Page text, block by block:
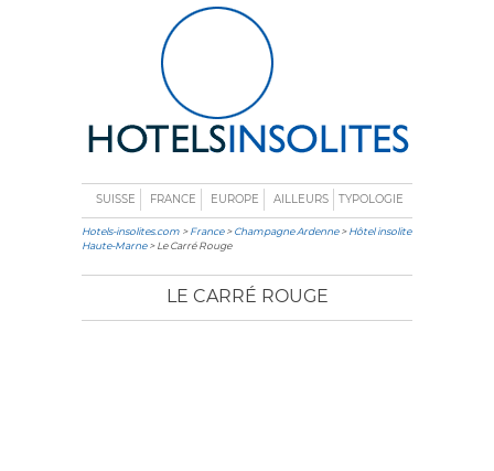
SUISSE FRANCE EUROPE AILLEURS TYPOLOGIE
Hotels-insolites.com >France>Champagne Ardenne>Hôtel insolite
Haute-Marne> Le Carré Rouge
LE CARRÉ ROUGE